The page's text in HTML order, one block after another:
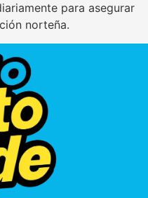
para asegurar
norteña.